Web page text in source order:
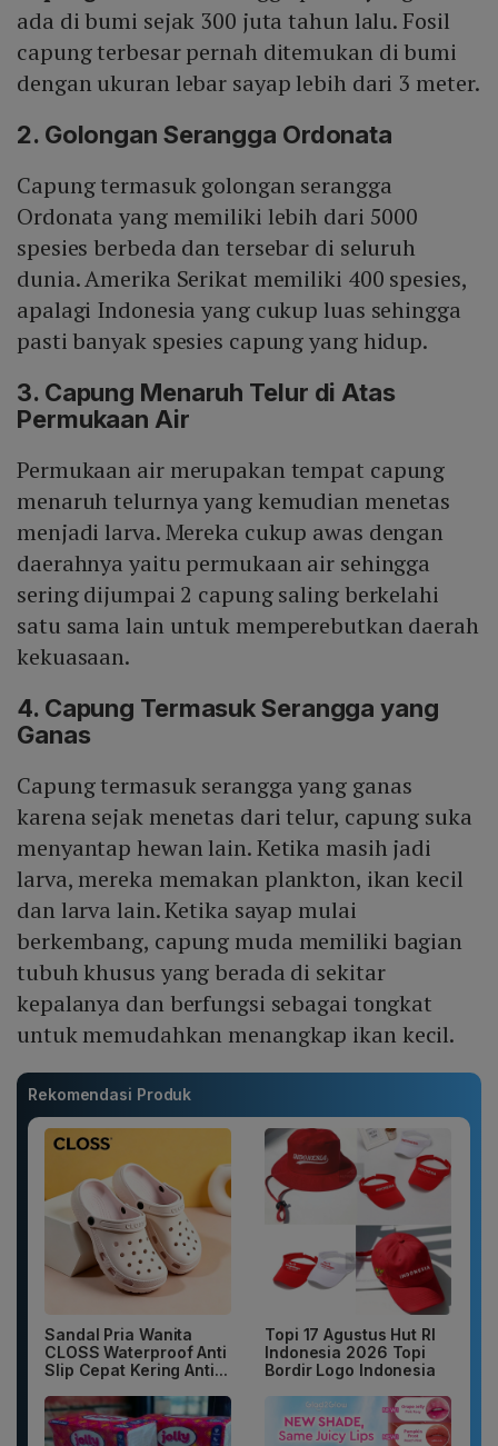
ada di bumi sejak 300 juta tahun lalu. Fosil
capung terbesar pernah ditemukan di bumi
dengan ukuran lebar sayap lebih dari 3 meter.
2. Golongan Serangga Ordonata
Capung termasuk golongan serangga
Ordonata yang memiliki lebih dari 5000
spesies berbeda dan tersebar di seluruh
dunia. Amerika Serikat memiliki 400 spesies,
apalagi Indonesia yang cukup luas sehingga
pasti banyak spesies capung yang hidup.
3. Capung Menaruh Telur di Atas
Permukaan Air
Permukaan air merupakan tempat capung
menaruh telurnya yang kemudian menetas
menjadi larva. Mereka cukup awas dengan
daerahnya yaitu permukaan air sehingga
sering dijumpai 2 capung saling berkelahi
satu sama lain untuk memperebutkan daerah
kekuasaan.
4. Capung Termasuk Serangga yang
Ganas
Capung termasuk serangga yang ganas
karena sejak menetas dari telur, capung suka
menyantap hewan lain. Ketika masih jadi
larva, mereka memakan plankton, ikan kecil
dan larva lain. Ketika sayap mulai
berkembang, capung muda memiliki bagian
tubuh khusus yang berada di sekitar
kepalanya dan berfungsi sebagai tongkat
untuk memudahkan menangkap ikan kecil.
Rekomendasi Produk
Sandal Pria Wanita
CLOSS Waterproof Anti
Slip Cepat Kering Anti...
Topi 17 Agustus Hut RI
Indonesia 2026 Topi
Bordir Logo Indonesia